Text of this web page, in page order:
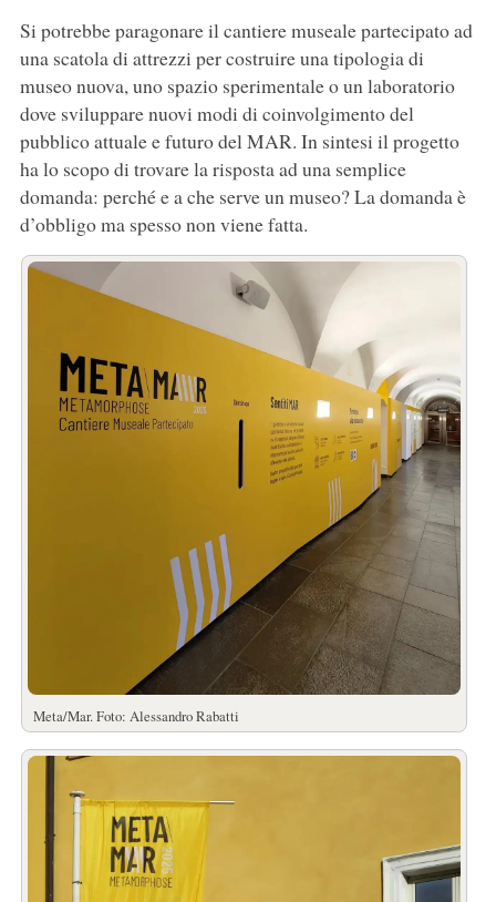
Si potrebbe paragonare il cantiere museale partecipato ad
una scatola di attrezzi per costruire una tipologia di
museo nuova, uno spazio sperimentale o un laboratorio
dove sviluppare nuovi modi di coinvolgimento del
pubblico attuale e futuro del MAR. In sintesi il progetto
ha lo scopo di trovare la risposta ad una semplice
domanda: perché e a che serve un museo? La domanda è
d’obbligo ma spesso non viene fatta.
Meta/Mar. Foto: Alessandro Rabatti